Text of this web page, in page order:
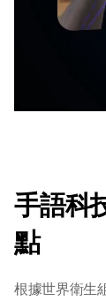
手語科
點
根據世界衛生